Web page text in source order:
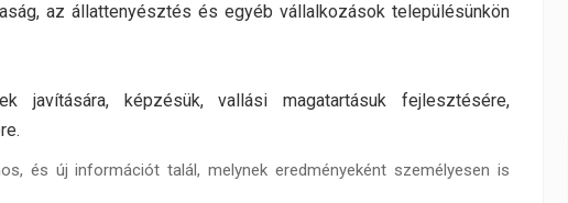
az állattenyésztés és egyéb vállalkozások településünkön
javítására, képzésük, vallási magatartásuk fejlesztésére,
és új információt talál, melynek eredményeként személyesen is